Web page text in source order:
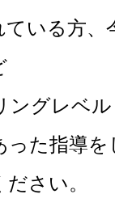
いる方、
ングレベ
った指導
さい。